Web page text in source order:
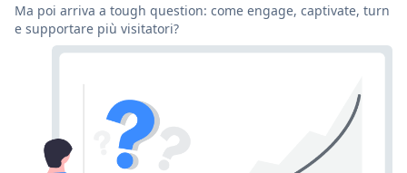
Ma poi arriva a tough question: come engage, captivate, turn
e supportare più visitatori?